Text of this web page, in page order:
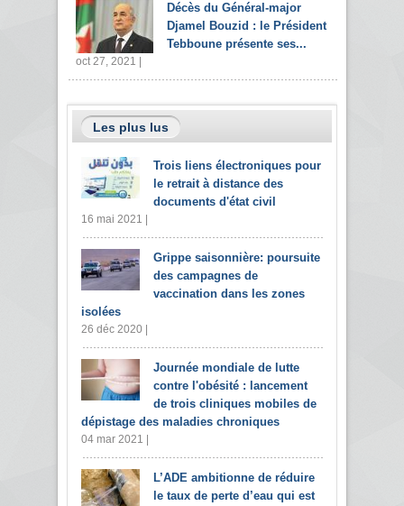
Décès du Général-major
Djamel Bouzid : le Président
Tebboune présente ses...
oct 27, 2021 |
Les plus lus
Trois liens électroniques pour
le retrait à distance des
documents d'état civil
16 mai 2021 |
Grippe saisonnière: poursuite
des campagnes de
vaccination dans les zones
isolées
26 déc 2020 |
Journée mondiale de lutte
contre l'obésité : lancement
de trois cliniques mobiles de
dépistage des maladies chroniques
04 mar 2021 |
L’ADE ambitionne de réduire
le taux de perte d’eau qui est